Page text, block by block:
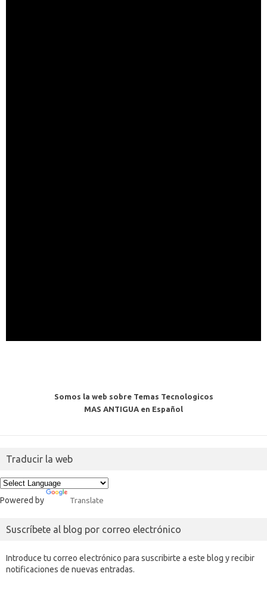
Somos la web sobre Temas Tecnologicos
MAS ANTIGUA en Español
Traducir la web
Powered by Translate
Suscríbete al blog por correo electrónico
Introduce tu correo electrónico para suscribirte a este blog y recibir
notificaciones de nuevas entradas.